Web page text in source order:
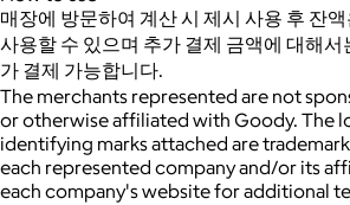
매장에 방문하여 계산 시 제시 사용 후 잔
사용할 수 있으며 추가 결제 금액에 대해
가 결제 가능합니다.
The merchants represented are not
or otherwise affiliated with Goody. The
identifying marks attached are
each represented company and/or its
each company's website for additional